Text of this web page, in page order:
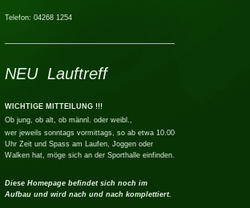
Telefon: 04268 1254
NEU Lauftreff
WICHTIGE MITTEILUNG !!!
Ob jung, ob alt, ob männl. oder weibl.,
wer jeweils sonntags vormittags, so ab etwa 10.00
Uhr Zeit und Spass am Laufen, Joggen oder
Walken hat, möge sich an der Sporthalle einfinden.
Diese Homepage befindet sich noch im
Aufbau und wird nach und nach komplettiert.